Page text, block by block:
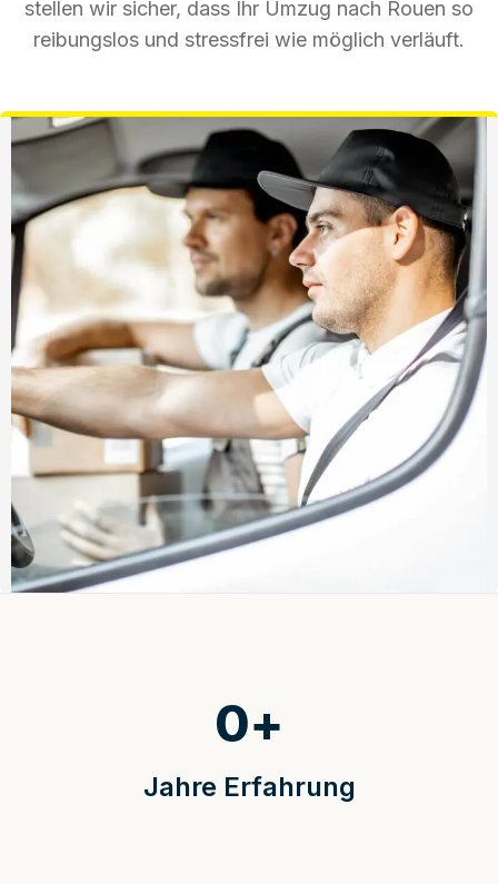
stellen wir sicher, dass Ihr Umzug nach Rouen so
reibungslos und stressfrei wie möglich verläuft.
Jahre Erfahrung
0+